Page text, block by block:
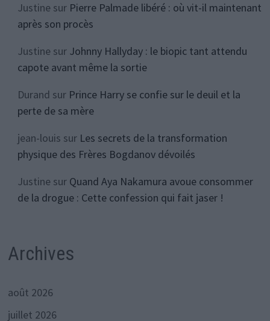
Justinesur Pierre Palmade libéré : où vit-il maintenant
après son procès
Justinesur Johnny Hallyday : le biopic tant attendu
capote avant même la sortie
Durand sur Prince Harry se confie sur le deuil et la
perte de sa mère
jean-louis sur Les secrets de la transformation
physique des Frères Bogdanov dévoilés
Justinesur Quand Aya Nakamura avoue consommer
de la drogue : Cette confession qui fait jaser !
Archives
août 2026
juillet 2026